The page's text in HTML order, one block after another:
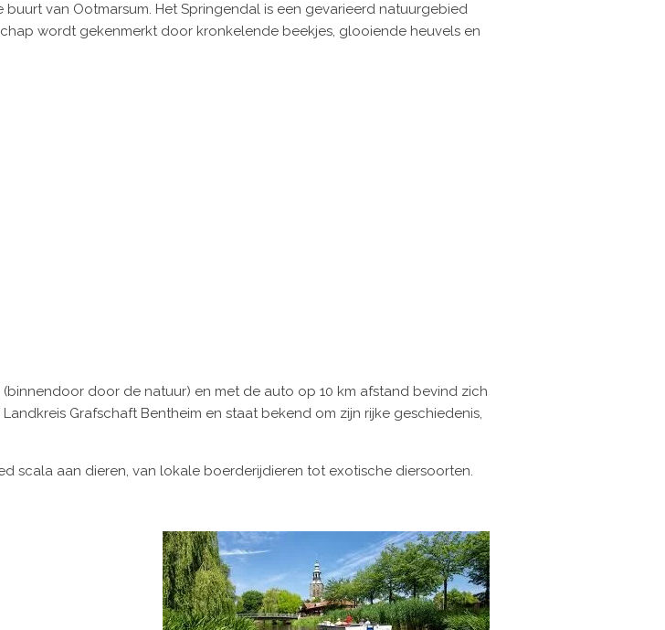
van Ootmarsum. Het Springendal is een gevarieerd natuurgebied
wordt gekenmerkt door kronkelende beekjes, glooiende heuvels en
door de natuur) en met de auto op 10 km afstand bevind zich
Grafschaft Bentheim en staat bekend om zijn rijke geschiedenis,
scala aan dieren, van lokale boerderijdieren tot exotische diersoorten.